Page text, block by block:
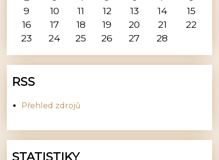
9
10 11 12 13 14
15
16
17 18 19 20 21
22
23
24 25 26 27 28
RSS
Přehled zdrojů
STATISTIKY